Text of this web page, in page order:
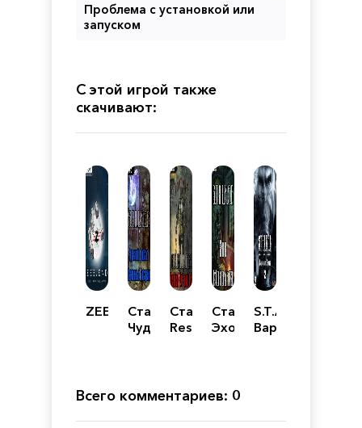
Проблема с установкой или
запуском
С этой игрой также
скачивают:
ZEE.ENDСталкер
Чудесный
Сталкер
Resident
Сталкер
Эхо
S.T.A.L.K.E.R.:
Вариант
го
Всего комментариев: 0